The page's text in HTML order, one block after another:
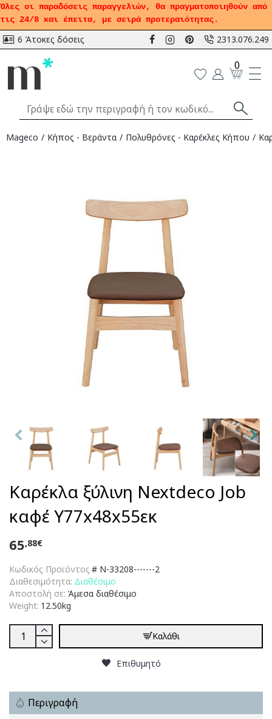
Όλες οι παραδόσεις παραγγελιών, θα πραγματοποιηθούν από
τις 24/8 και έπειτα, με σειρά προτεραιότητας.
6 Άτοκες δόσεις 2313.076.249
0
Mageco Κήπος - Βεράντα Πολυθρόνες - Καρέκλες Κήπου
Καρέκλα ξύλινη Nextdeco Job
καφέ Υ77x48x55εκ
Κωδικός Προϊόντος # N-33208-------2
Διαθεσιμότητα: Διαθέσιμο
Αποστολή σε: Άμεσα διαθέσιμο
Weight: 12.50kg
65,88€
Καλάθι
Επιθυμητό
Περιγραφή